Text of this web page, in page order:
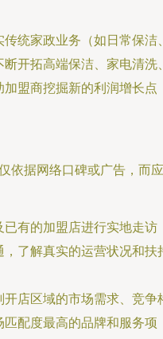
传统家政业务（如日常保洁
开拓高端保洁、家电清洗
盟商挖掘新的利润增长点
依据网络口碑或广告，而应
已有的加盟店进行实地走访
了解真实的运营状况和扶
开店区域的市场需求、竞争
配度最高的品牌和服务项